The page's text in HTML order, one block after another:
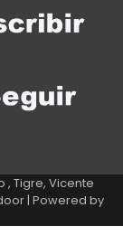
, Tigre, Vicente
| Powered by